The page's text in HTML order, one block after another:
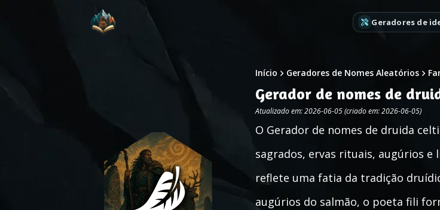
Geradores de
Início Geradores de Nomes Aleatórios
Gerador de nomes de
Atualizado em: 2026-06-05 (criado em: 2026-06-05)
O Gerador de nomes de druida
sagrados, ervas rituais, augúrios e
reflete uma fatia da tradição
augúrios do salmão, o poeta fili